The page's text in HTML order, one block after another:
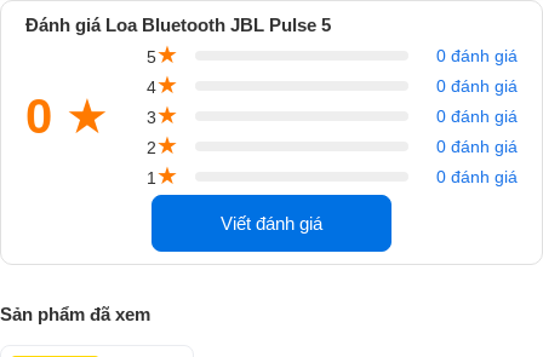
luôn cố định trên mặt bàn, mình cũng yên tâm hơn khi sử dụng. Ngoài
ra, logo JBL được in chìm giúp thương hiệu hoàn toàn nổi bật, dễ
Đánh giá Loa Bluetooth JBL Pulse 5
0 ★
5★
0 đánh giá
4★
0 đánh giá
3★
0 đánh giá
2★
0 đánh giá
1 ★ 0 đánh giá
Viết đánh giá
Sản phẩm đã xem